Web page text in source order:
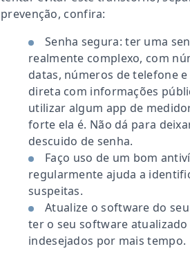
prevenção, confira:
Senha segura: ter uma
realmente complexo, com
datas, números de telefone
direta com informações
utilizar algum app de
forte ela é. Não dá para
descuido de senha.
Faço uso de um bom
regularmente ajuda a
suspeitas.
Atualize o software do
ter o seu software
indesejados por mais tempo.